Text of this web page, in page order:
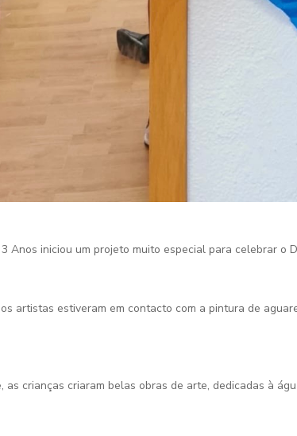
Anos iniciou um projeto muito especial para celebrar o
artistas estiveram em contacto com a pintura de
as crianças criaram belas obras de arte, dedicadas à